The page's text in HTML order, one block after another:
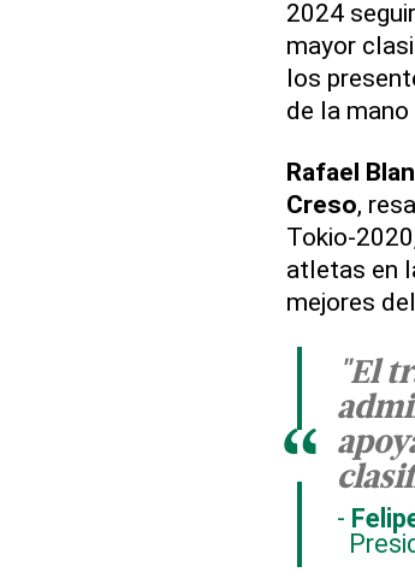
2024
mayor
los
de la mano
Rafael
Creso,
Tokio-
atletas en
mejores
"El
“